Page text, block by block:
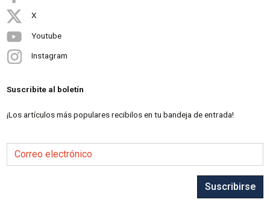
X
Youtube
Instagram
Suscribite al boletín
¡Los artículos más populares recibilos en tu bandeja de entrada!
Correo electrónico
Suscribirse